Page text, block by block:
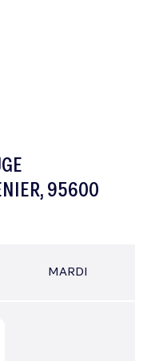
95600
MARDI